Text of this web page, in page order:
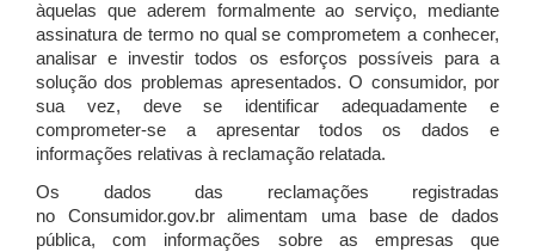
àquelas que aderem formalmente ao serviço, mediante
assinatura de termo no qual se comprometem a conhecer,
analisar e investir todos os esforços possíveis para a
solução dos problemas apresentados. O consumidor, por
sua vez, deve se identificar adequadamente e
comprometer-se a apresentar todos os dados e
informações relativas à reclamação relatada.
Os dados das reclamações registradas
no Consumidor.gov.br alimentam uma base de dados
pública, com informações sobre as empresas que